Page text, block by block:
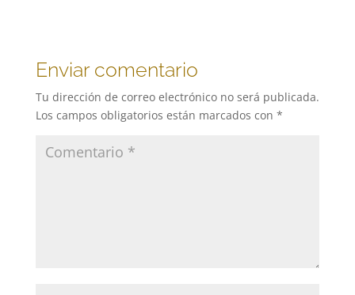
Enviar comentario
Tu dirección de correo electrónico no será publicada.
Los campos obligatorios están marcados con *